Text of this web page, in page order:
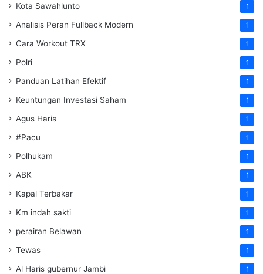
Kota Sawahlunto 1
Analisis Peran Fullback Modern 1
Cara Workout TRX 1
Polri 1
Panduan Latihan Efektif 1
Keuntungan Investasi Saham 1
Agus Haris 1
#Pacu 1
Polhukam 1
ABK 1
Kapal Terbakar 1
Km indah sakti 1
perairan Belawan 1
Tewas 1
Al Haris gubernur Jambi 1